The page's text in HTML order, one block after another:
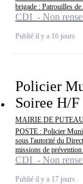
brigade : Patrouilles
CDI - Non
Publié il y a 16 jours
Policier
Soiree H/F
MAIRIE DE
POSTE : Policier
sous l'autorité du
missions de prévention
CDI - Non
Publié il y a 17 jours